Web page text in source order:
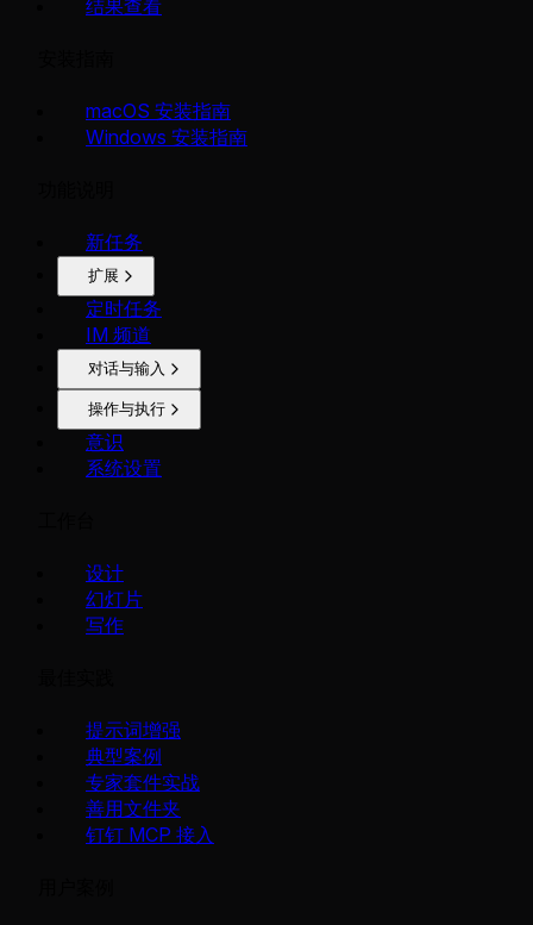
结果查看
macOS 安装指南
Windows 安装指南
新任务
扩展
定时任务
IM 频道
对话与输入
操作与执行
意识
系统设置
设计
幻灯片
写作
提示词增强
典型案例
专家套件实战
善用文件夹
钉钉 MCP 接入